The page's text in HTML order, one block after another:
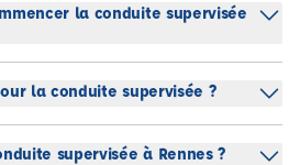
la conduite supervisée
la conduite supervisée ?
supervisée à Rennes ?